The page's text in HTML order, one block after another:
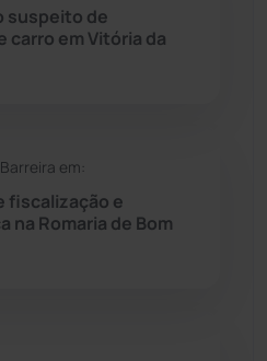
suspeito de
carro em Vitória da
em:
fiscalização e
na Romaria de Bom